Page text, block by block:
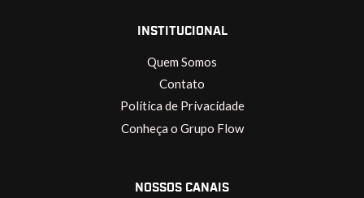
INSTITUCIONAL
Quem Somos
Contato
Política de Privacidade
Conheça o Grupo Flow
NOSSOS CANAIS